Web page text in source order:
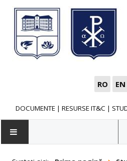
RO EN
DOCUMENTE | RESURSE IT&C |